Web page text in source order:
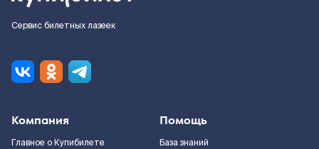
Сервис билетных лазеек
Компания
Главное о Купибилете
Помощь
База знаний